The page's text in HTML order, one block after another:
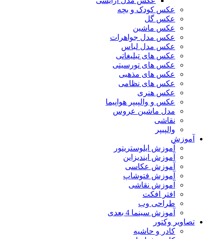
عکس کودک و بچه
عکس گل
عکس ماشین
عکس مدل جواهرات
عکس مدل لباس
عکس های تبلیغاتی
عکس های تورسیتی
عکس های مذهبی
عکس های نظامی
عکس هنری
عکس و والپیپر هواپیما
مدل ماشین عروس
نقاشی
والپیپر
آموزش
آموزش ایلوستریتور
آموزش ایندیزاین
آموزش عکاسی
آموزش فتوشاپ
آموزش نقاشی
افتر افکت
طراحی وب
آموزش سینما 4 بعدی
تصاویر وکتور
کادر و حاشیه